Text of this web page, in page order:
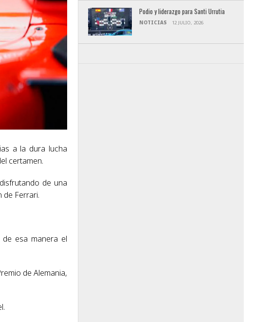
a la dura lucha
certamen.
de una
de Ferrari.
esa manera el
de Alemania,
Podio y liderazgo para Santi Urrutia
NOTICIAS 12 JULIO, 2026